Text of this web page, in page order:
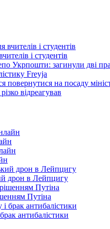
і студентів
Укрпошти: загинули дві
Freyja
повернутися на посаду
відреагував
дрон в Лейпцигу
Путіна
антибалістики